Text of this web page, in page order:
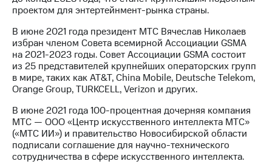
проектом для энтертейнмент-рынка страны.
В июне 2021 года президент МТС Вячеслав Николаев
избран членом Совета всемирной Ассоциации GSMA
на 2021-2023 годы. Совет Ассоциации GSMA состоит
из 25 представителей крупнейших операторских групп
в мире, таких как AT&T, China Mobile, Deutsche Telekom,
Orange Group, TURKCELL, Verizon и других.
В июне 2021 года 100-процентная дочерняя компания
МТС — ООО «Центр искусственного интеллекта МТС»
(«МТС ИИ») и правительство Новосибирской области
подписали соглашение для научно-технического
сотрудничества в сфере искусственного интеллекта.